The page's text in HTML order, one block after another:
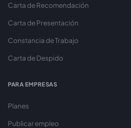
Carta de Recomendación
Carta de Presentación
Constancia de Trabajo
Carta de Despido
PARA EMPRESAS
Planes
Publicar empleo